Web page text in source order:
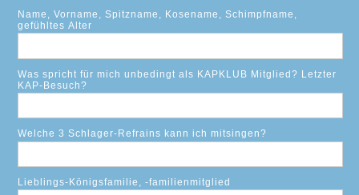
Name, Vorname, Spitzname, Kosename, Schimpfname,
gefühltes Alter
Was spricht für mich unbedingt als KAPKLUB Mitglied? Letzter
KAP-Besuch?
Welche 3 Schlager-Refrains kann ich mitsingen?
Lieblings-Königsfamilie, -familienmitglied